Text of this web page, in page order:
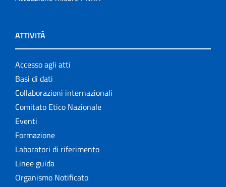
ATTIVITÀ
Accesso agli atti
Basi di dati
Collaborazioni internazionali
Comitato Etico Nazionale
Eventi
Formazione
Laboratori di riferimento
Linee guida
Organismo Notificato